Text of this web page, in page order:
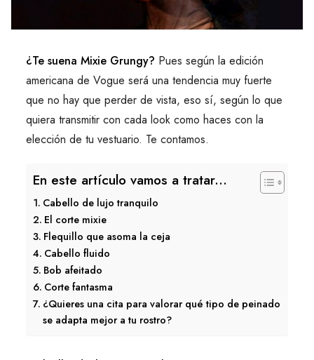
¿Te suena Mixie Grungy? Pues según la edición
americana de Vogue será una tendencia muy fuerte
que no hay que perder de vista, eso sí, según lo que
quiera transmitir con cada look como haces con la
elección de tu vestuario. Te contamos.
En este artículo vamos a tratar...
Cabello de lujo tranquilo
El corte mixie
Flequillo que asoma la ceja
Cabello fluido
Bob afeitado
Corte fantasma
¿Quieres una cita para valorar qué tipo de peinado
se adapta mejor a tu rostro?